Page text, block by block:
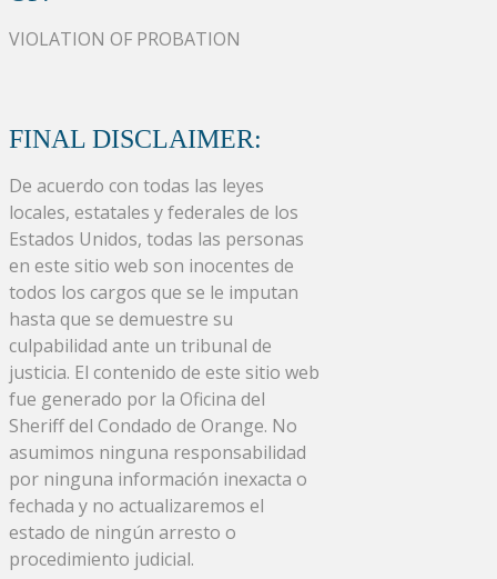
VIOLATION OF PROBATION
FINAL DISCLAIMER:
De acuerdo con todas las leyes
locales, estatales y federales de los
Estados Unidos, todas las personas
en este sitio web son inocentes de
todos los cargos que se le imputan
hasta que se demuestre su
culpabilidad ante un tribunal de
justicia. El contenido de este sitio web
fue generado por la Oficina del
Sheriff del Condado de Orange. No
asumimos ninguna responsabilidad
por ninguna información inexacta o
fechada y no actualizaremos el
estado de ningún arresto o
procedimiento judicial.